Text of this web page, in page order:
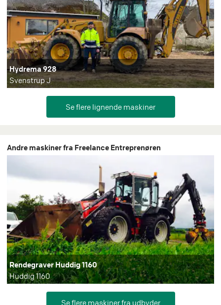
Hydrema 928
Svenstrup J
Andre maskiner fra Freelance Entreprenøren
Rendegraver Huddig 1160
Huddig 1160